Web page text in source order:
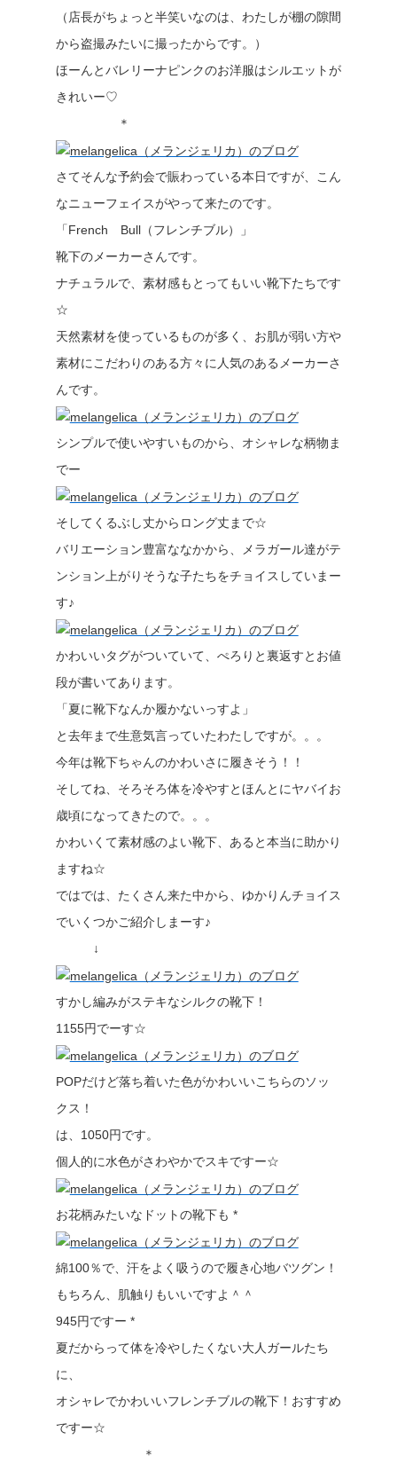
（店長がちょっと半笑いなのは、わたしが棚の隙間
から盗撮みたいに撮ったからです。）
ほーんとバレリーナピンクのお洋服はシルエットが
きれいー♡
＊
さてそんな予約会で賑わっている本日ですが、こん
なニューフェイスがやって来たのです。
「French Bull（フレンチブル）」
靴下のメーカーさんです。
ナチュラルで、素材感もとってもいい靴下たちです
☆
天然素材を使っているものが多く、お肌が弱い方や
素材にこだわりのある方々に人気のあるメーカーさ
んです。
シンプルで使いやすいものから、オシャレな柄物ま
でー
そしてくるぶし丈からロング丈まで☆
バリエーション豊富ななかから、メラガール達がテ
ンション上がりそうな子たちをチョイスしていまー
す♪
かわいいタグがついていて、ぺろりと裏返すとお値
段が書いてあります。
「夏に靴下なんか履かないっすよ」
と去年まで生意気言っていたわたしですが。。。
今年は靴下ちゃんのかわいさに履きそう！！
そしてね、そろそろ体を冷やすとほんとにヤバイお
歳頃になってきたので。。。
かわいくて素材感のよい靴下、あると本当に助かり
ますね☆
ではでは、たくさん来た中から、ゆかりんチョイス
でいくつかご紹介しまーす♪
↓
すかし編みがステキなシルクの靴下！
1155円でーす☆
POPだけど落ち着いた色がかわいいこちらのソッ
クス！
は、1050円です。
個人的に水色がさわやかでスキですー☆
お花柄みたいなドットの靴下も *
綿100％で、汗をよく吸うので履き心地バツグン！
もちろん、肌触りもいいですよ＾＾
945円ですー *
夏だからって体を冷やしたくない大人ガールたち
に、
オシャレでかわいいフレンチブルの靴下！おすすめ
ですー☆
＊